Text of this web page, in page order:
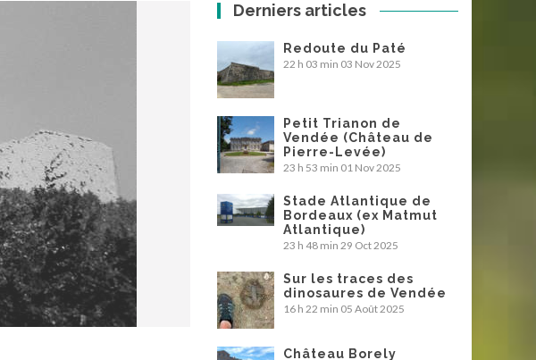
Derniers articles
Redoute du Paté
22 h 03 min 03 Nov 2025
Petit Trianon de
Vendée (Château de
Pierre-Levée)
23 h 53 min 01 Nov 2025
Stade Atlantique de
Bordeaux (ex Matmut
Atlantique)
23 h 48 min 29 Oct 2025
Sur les traces des
dinosaures de Vendée
16 h 22 min 05 Août 2025
Château Borely